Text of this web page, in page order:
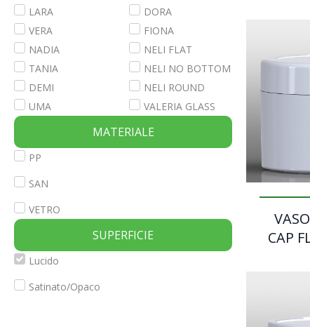
LARA
VERA
NADIA
TANIA
DEMI
UMA
DORA
FIONA
NELI FLAT
NELI NO BOTTOM
NELI ROUND
VALERIA GLASS
MATERIALE
PP
SAN
VETRO
SUPERFICIE
Lucido
Satinato/Opaco
CAP